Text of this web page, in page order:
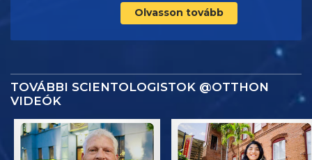
Olvasson tovább
TOVÁBBI SCIENTOLOGISTOK @OTTHON
VIDEÓK